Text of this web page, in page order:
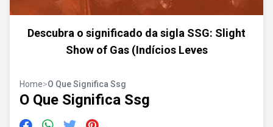
Descubra o significado da sigla SSG: Slight
Show of Gas (Indícios Leves
Home>O Que Significa Ssg
O Que Significa Ssg